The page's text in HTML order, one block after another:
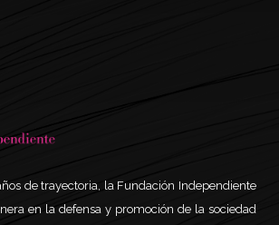
de trayectoria, la Fundación Independiente
en la defensa y promoción de la sociedad